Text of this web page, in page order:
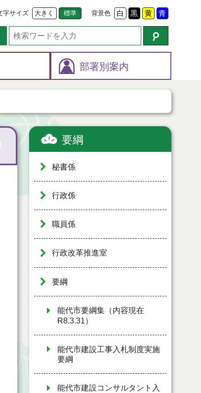
字サイズ 大きく 標準 背景色 白 黒 黄 青
部署別案内
要綱
秘書係
行政係
職員係
行政改革推進室
要綱
能代市要綱集（内容現在
R8.3.31）
能代市建設工事入札制度実施
要綱
能代市建設コンサルタント入